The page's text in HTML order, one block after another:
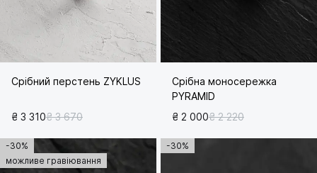
Срібний перстень ZYKLUS
₴ 3 310₴ 3 670
Срібна моносережка
PYRAMID
₴ 2 000₴ 2 220
-30%
можливе гравіювання
-30%